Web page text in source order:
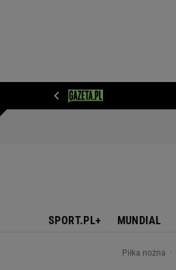
SPORT.PL+ MUNDIAL
Piłka nożna